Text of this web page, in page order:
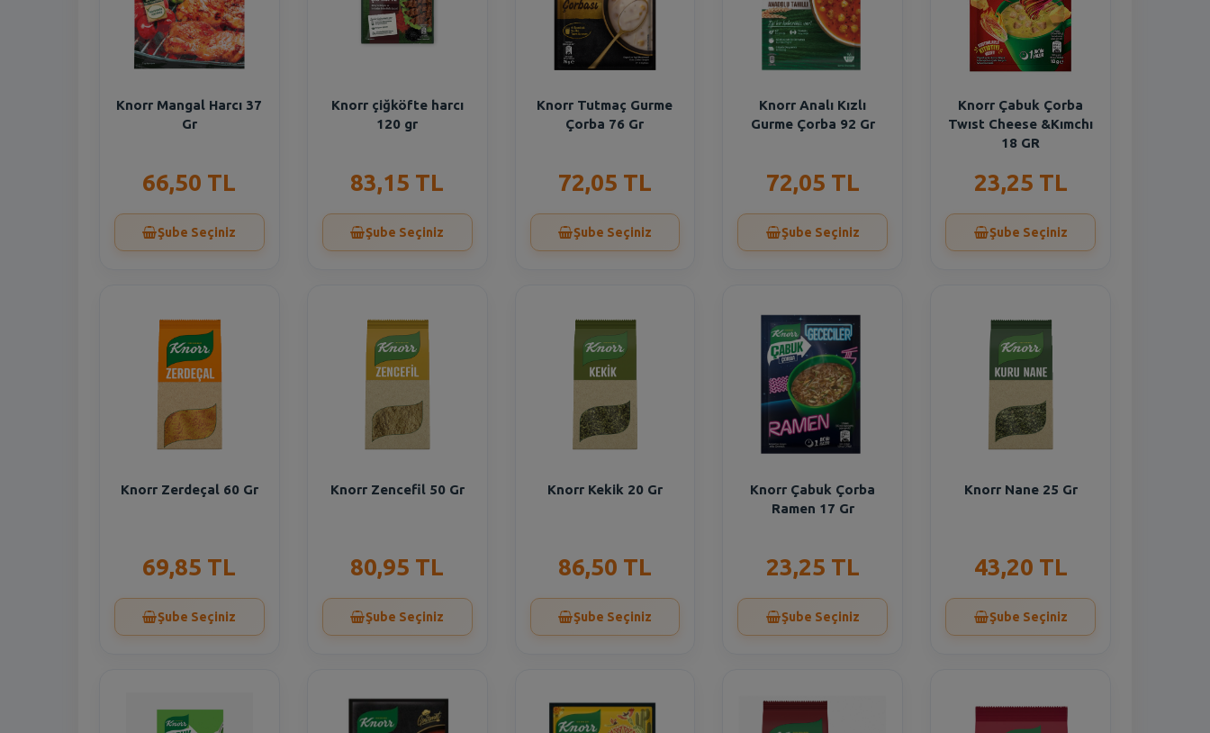
Knorr Mangal Harcı 37
Gr
66,50 TL
Şube Seçiniz
Knorr çiğköfte harcı
120 gr
83,15 TL
Şube Seçiniz
Knorr Tutmaç Gurme
Çorba 76 Gr
72,05 TL
Şube Seçiniz
Knorr Analı Kızlı
Gurme Çorba 92 Gr
72,05 TL
Şube Seçiniz
Knorr Çabuk Çorba
Twıst Cheese &Kımchı
18 GR
23,25 TL
Şube Seçiniz
Knorr Zerdeçal 60 Gr
69,85 TL
Şube Seçiniz
Knorr Zencefil 50 Gr
80,95 TL
Şube Seçiniz
Knorr Kekik 20 Gr
86,50 TL
Şube Seçiniz
Knorr Çabuk Çorba
Ramen 17 Gr
23,25 TL
Şube Seçiniz
Knorr Nane 25 Gr
43,20 TL
Şube Seçiniz